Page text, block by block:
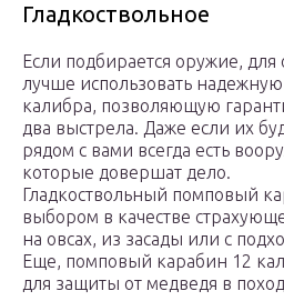
Гладкоствольное
Если подбирается оружие, для
лучше использовать надежную
калибра, позволяющую
два выстрела. Даже если их
рядом с вами всегда есть
которые довершат дело.
Гладкоствольный помповый
выбором в качестве
на овсах, из засады или с
Еще, помповый карабин 12
для защиты от медведя в